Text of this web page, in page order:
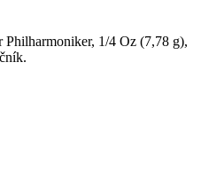
Philharmoniker, 1/4 Oz (7,78 g),